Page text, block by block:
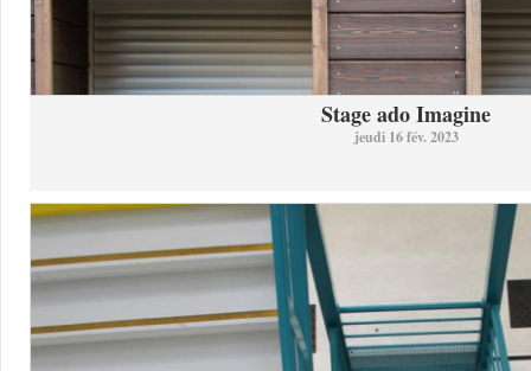
Stage ado Imagine
jeudi 16 fév. 2023